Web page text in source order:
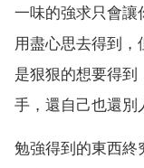
一味的強求只會讓
用盡心思去得到，
是狠狠的想要得
手，還自己也還別
勉強得到的東西終